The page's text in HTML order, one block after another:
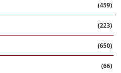
(459)
(223)
(650)
(66)